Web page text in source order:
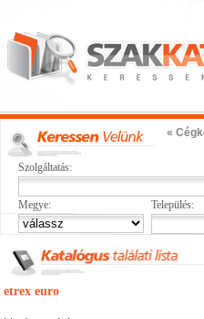
«
Szolgáltatás:
Megye: Település:
etrex euro